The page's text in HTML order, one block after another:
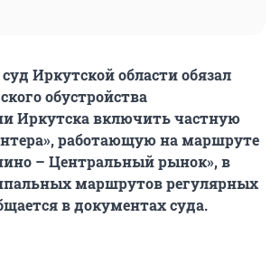
Иркутской области обязал
обустройства
Иркутска включить частную
работающую на маршруте
– Центральный рынок», в
маршрутов регулярных
в документах суда.